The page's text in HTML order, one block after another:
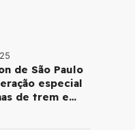
de São Paulo
especial
de trem e